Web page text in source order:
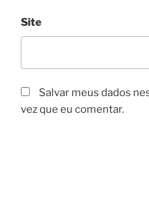
Site
Salvar meus dados
vez que eu comentar.